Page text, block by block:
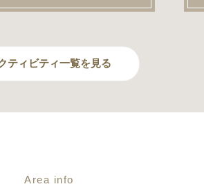
ティビティ一覧を見る
Area info